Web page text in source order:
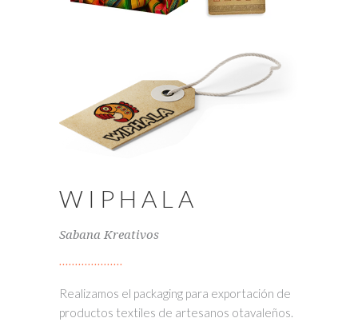
WIPHALA
Sabana Kreativos
Realizamos el packaging para exportación de
productos textiles de artesanos otavaleños.